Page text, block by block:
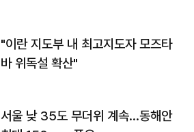
"이란 지도부 내 최고지도자 모즈타
바 위독설 확산"
서울 낮 35도 무더위 계속…동해안